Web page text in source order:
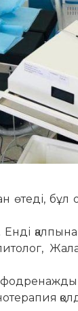
бұл
қалпына